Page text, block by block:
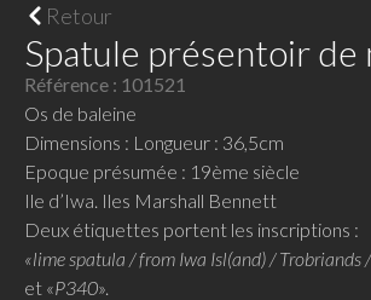
Retour
Spatule présentoir de
Référence : 101521
Os de baleine
Dimensions : Longueur : 36,5cm
Epoque présumée : 19ème siècle
Ile d’Iwa. Iles Marshall Bennett
Deux étiquettes portent les inscriptions :
«lime spatula / from Iwa Isl(and) / Trobriands
et «P340».